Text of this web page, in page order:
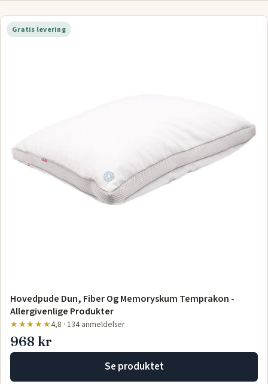
Gratis levering
Hovedpude Dun, Fiber Og Memoryskum Temprakon -
Allergivenlige Produkter
★★★★★4,8 · 134 anmeldelser
968 kr
Se produktet